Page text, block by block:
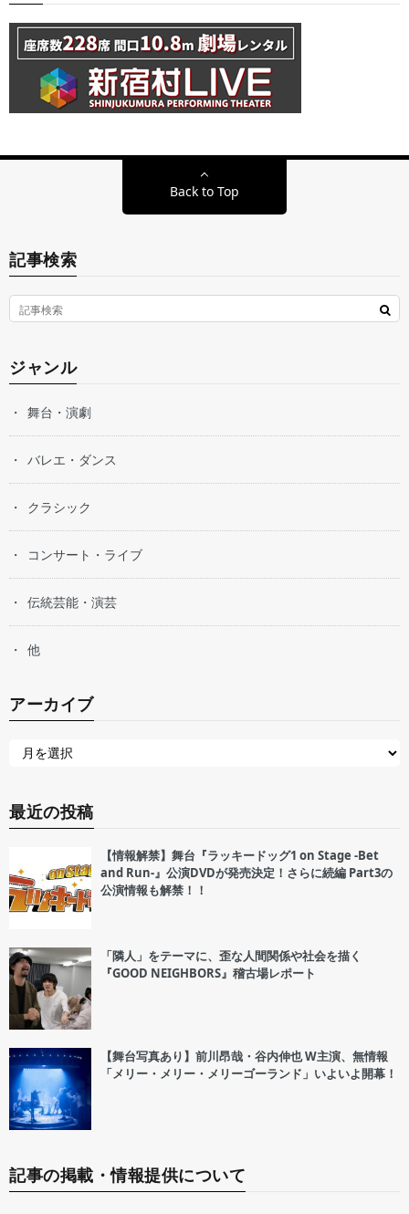
Back to Top
記事検索
ジャンル
舞台・演劇
バレエ・ダンス
クラシック
コンサート・ライブ
伝統芸能・演芸
他
アーカイブ
最近の投稿
【情報解禁】舞台『ラッキードッグ1 on Stage -Bet
and Run-』公演DVDが発売決定！さらに続編 Part3の
公演情報も解禁！！
「隣人」をテーマに、歪な人間関係や社会を描く
『GOOD NEIGHBORS』稽古場レポート
【舞台写真あり】前川昂哉・谷内伸也 W主演、無情報
「メリー・メリー・メリーゴーランド」いよいよ開幕！
記事の掲載・情報提供について